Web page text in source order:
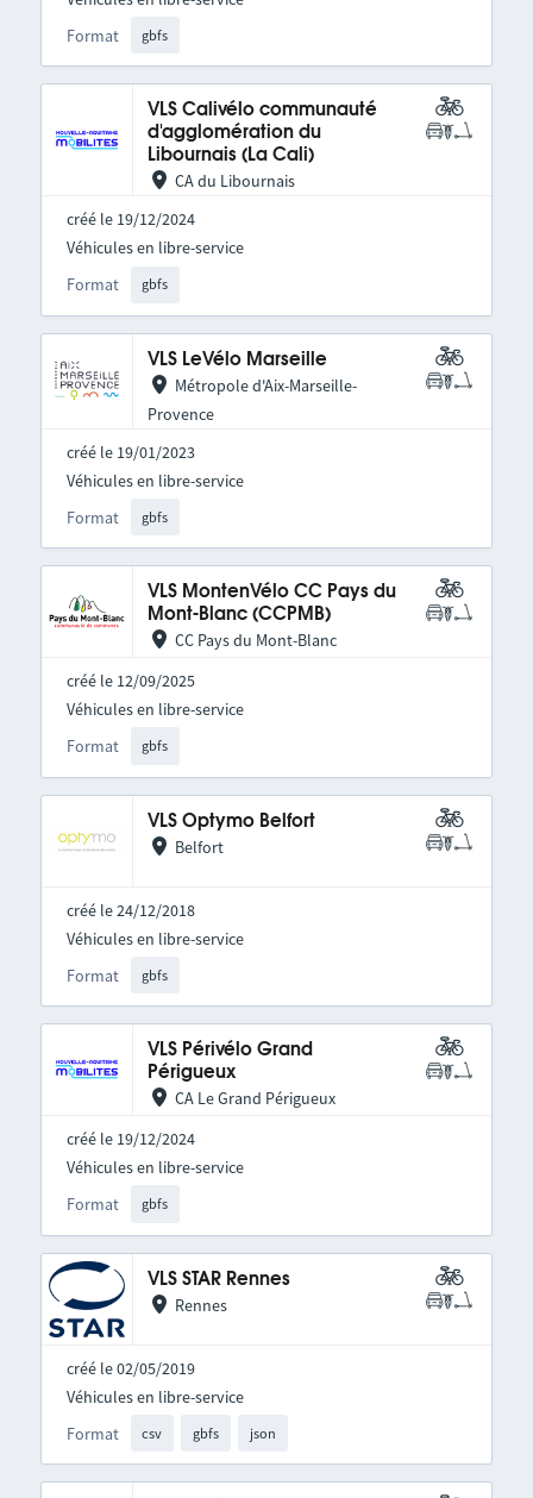
Format gbfs
VLS Calivélo communauté
d'agglomération du
Libournais (La Cali)
CA du Libournais
créé le 19/12/2024
Format gbfs
Véhicules en libre-service
VLS LeVélo Marseille
Métropole d'Aix-Marseille-
Provence
créé le 19/01/2023
Format gbfs
Véhicules en libre-service
VLS MontenVélo CC Pays du
Mont-Blanc (CCPMB)
CC Pays du Mont-Blanc
créé le 12/09/2025
Format gbfs
Véhicules en libre-service
VLS Optymo Belfort
Belfort
créé le 24/12/2018
Format gbfs
Véhicules en libre-service
VLS Périvélo Grand
Périgueux
CA Le Grand Périgueux
créé le 19/12/2024
Format gbfs
Véhicules en libre-service
VLS STAR Rennes
Rennes
créé le 02/05/2019
Format csv gbfs json
Véhicules en libre-service